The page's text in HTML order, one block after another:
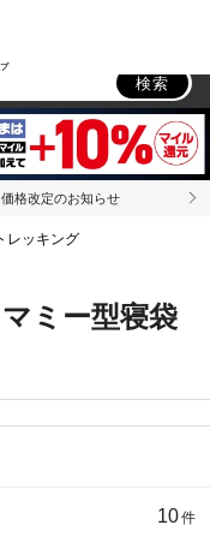
検索
格改定のお知らせ
レッキング
ミー型寝袋
10件